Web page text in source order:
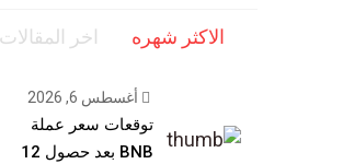
الاكثر شهره اخر
أغسطس 6, 2026
توقعات سعر عملة
BNB بعد حصول 12